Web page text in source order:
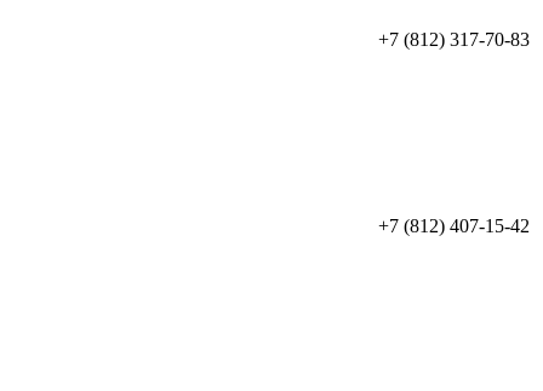
+7 (812) 317-70-83
+7 (812) 407-15-42